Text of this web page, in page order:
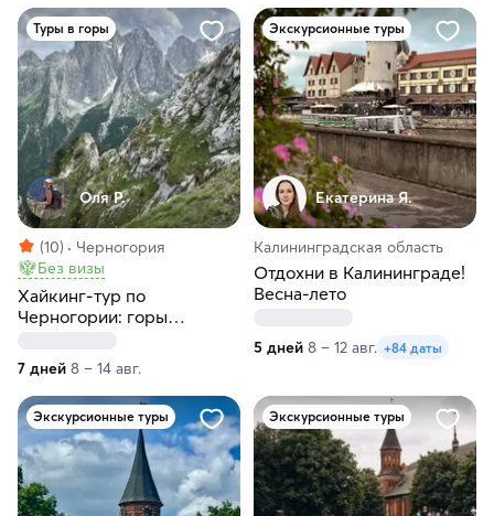
Туры в горы
Оля Р.
(10)
Черногория
Без визы
Хайкинг-тур по
Черногории: горы
средневековые города и
море
7 дней 8 – 14 авг.
Экскурсионные туры
Екатерина Я.
Калининградская область
Отдохни в Калининграде!
Весна-лето
5 дней 8 – 12 авг. +84 даты
Экскурсионные туры Экскурсионные туры